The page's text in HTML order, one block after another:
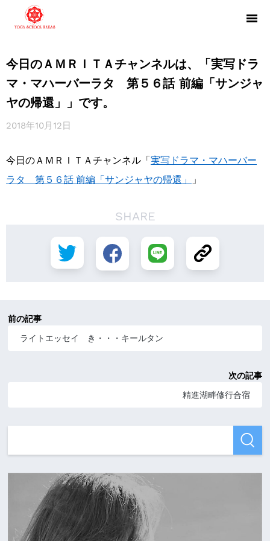
今日のＡＭＲＩＴＡチャンネルは、「実写ドラ
マ・マハーバーラタ 第５６話 前編「サンジャ
ヤの帰還」」です。
2018年10月12日
今日のＡＭＲＩＴＡチャンネル「 実写ドラマ・マハーバー
ラタ 第５６話 前編「サンジャヤの帰還」
」
SHARE
前の記事
ライトエッセイ き・・・キールタン
次の記事
精進湖畔修行合宿